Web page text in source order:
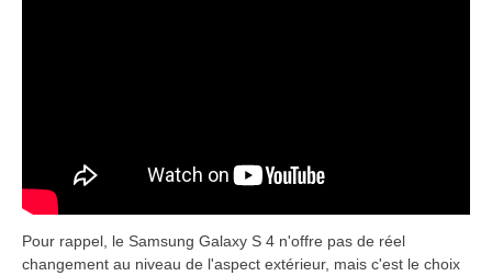
Pour rappel, le Samsung Galaxy S 4 n'offre pas de réel
changement au niveau de l'aspect extérieur, mais c'est le choix